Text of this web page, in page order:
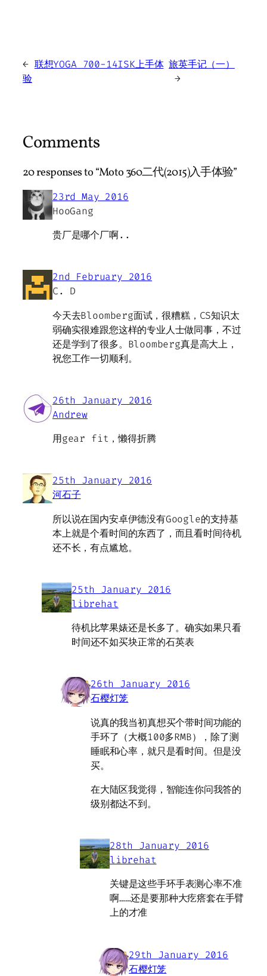
← 联想YOGA 700-14ISK上手体
验
旅英手记（一）
→
Comments
20 responses to “Moto 360二代(2015)入手体验”
23rd May 2016
HooGang
贵厂是哪个厂啊..
2nd February 2016
C. D
今天去Bloomberg面试，很糟糕，CS知识太
弱确实很难跟您这样的专业人士做同事，不过
还是学到了很多。Bloomberg真是高大上，
祝您工作一切顺利。
26th January 2016
Andrew
用gear fit，懒得折腾
25th January 2016
河石子
所以说在国内安卓伊德没有Google的支持基
本上就是个看时间的东西了，而且看时间待机
还不长，有点尴尬。
25th January 2016
librehat
待机比苹果婊还是长多了。确实如果只看
时间还不如买块正常的石英表
26th January 2016
石樱灯笼
说真的我当初真想买个带时间功能的
手环了（大概100多RMB），除了测
睡眠和心率，就只是看时间。但是没
买。
在大陆区我觉得，智能连你问我答的
级别都达不到。
28th January 2016
librehat
关键是这些手环手表测心率不准
啊……还是要那种大疙瘩套在手臂
上的才准
29th January 2016
石樱灯笼